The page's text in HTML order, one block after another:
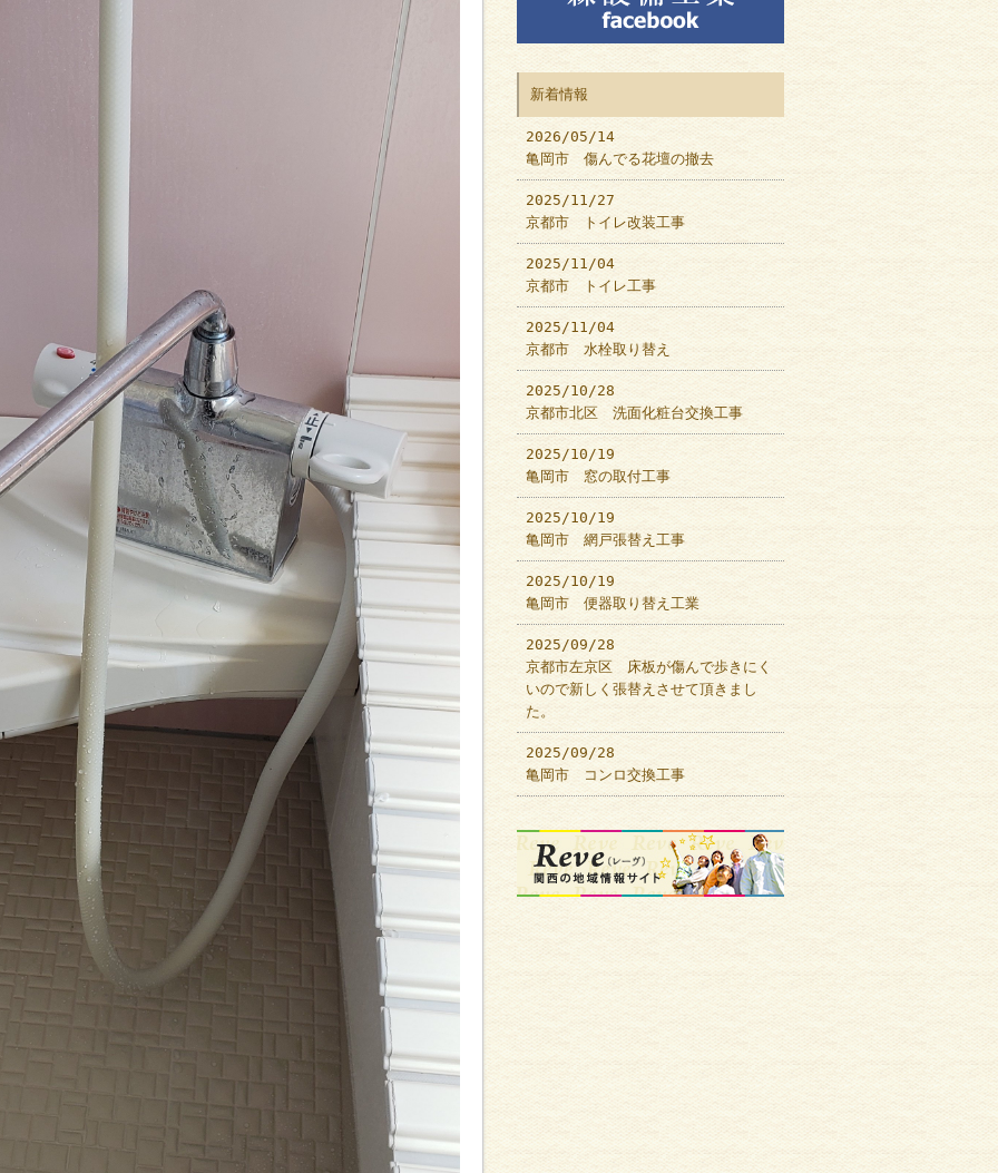
新着情報
2026/05/14
亀岡市 傷んでる花壇の撤去
2025/11/27
京都市 トイレ改装工事
2025/11/04
京都市 トイレ工事
2025/11/04
京都市 水栓取り替え
2025/10/28
京都市北区 洗面化粧台交換工事
2025/10/19
亀岡市 窓の取付工事
2025/10/19
亀岡市 網戸張替え工事
2025/10/19
亀岡市 便器取り替え工業
2025/09/28
京都市左京区 床板が傷んで歩きにく
いので新しく張替えさせて頂きまし
た。
2025/09/28
亀岡市 コンロ交換工事